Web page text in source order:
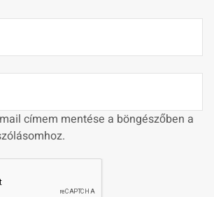
címem mentése a böngészőben a